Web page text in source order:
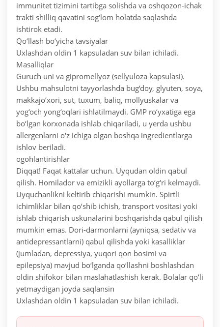
immunitet tizimini tartibga solishda va oshqozon-ichak
trakti shilliq qavatini sog‘lom holatda saqlashda
ishtirok etadi.
Qo‘llash bo‘yicha tavsiyalar
Uxlashdan oldin 1 kapsuladan suv bilan ichiladi.
Masalliqlar
Guruch uni va gipromellyoz (sellyuloza kapsulasi).
Ushbu mahsulotni tayyorlashda bug‘doy, glyuten, soya,
makkajo‘xori, sut, tuxum, baliq, mollyuskalar va
yog‘och yong‘oqlari ishlatilmaydi. GMP ro‘yxatiga ega
bo‘lgan korxonada ishlab chiqariladi, u yerda ushbu
allergenlarni o‘z ichiga olgan boshqa ingredientlarga
ishlov beriladi.
ogohlantirishlar
Diqqat! Faqat kattalar uchun. Uyqudan oldin qabul
qilish. Homilador va emizikli ayollarga to‘g‘ri kelmaydi.
Uyquchanlikni keltirib chiqarishi mumkin. Spirtli
ichimliklar bilan qo‘shib ichish, transport vositasi yoki
ishlab chiqarish uskunalarini boshqarishda qabul qilish
mumkin emas. Dori-darmonlarni (ayniqsa, sedativ va
antidepressantlarni) qabul qilishda yoki kasalliklar
(jumladan, depressiya, yuqori qon bosimi va
epilepsiya) mavjud bo‘lganda qo‘llashni boshlashdan
oldin shifokor bilan maslahatlashish kerak. Bolalar qo‘li
yetmaydigan joyda saqlansin
Uxlashdan oldin 1 kapsuladan suv bilan ichiladi.